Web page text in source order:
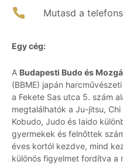
Mutasd a
Egy cég:
A Budapesti Budo és
(BBME) japán
a Fekete Sas utca 5. szám
megtalálhatók a Ju-jitsu,
Kobudo, Judo és Iaido
gyermekek és felnőttek
éves kortól kezdve, mind
különös figyelmet fordítva a